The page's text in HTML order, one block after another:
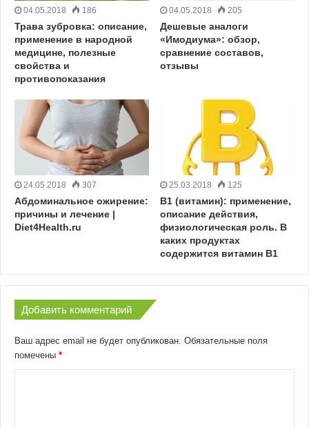
04.05.2018 186
Трава зубровка: описание,
применение в народной
медицине, полезные
свойства и
противопоказания
04.05.2018 205
Дешевые аналоги
«Имодиума»: обзор,
сравнение составов,
отзывы
24.05.2018 307
Абдоминальное ожирение:
причины и лечение |
Diet4Health.ru
25.03.2018 125
B1 (витамин): применение,
описание действия,
физиологическая роль. В
каких продуктах
содержится витамин B1
Добавить комментарий
Ваш адрес email не будет опубликован. Обязательные поля
помечены *